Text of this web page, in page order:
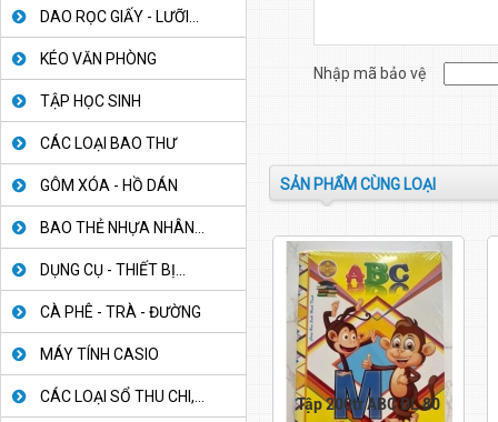
DAO RỌC GIẤY - LƯỠI...
KÉO VĂN PHÒNG
TẬP HỌC SINH
CÁC LOẠI BAO THƯ
GÔM XÓA - HỒ DÁN
BAO THẺ NHỰA NHÂN...
DỤNG CỤ - THIẾT BỊ...
CÀ PHÊ - TRÀ - ĐƯỜNG
MÁY TÍNH CASIO
CÁC LOẠI SỔ THU CHI,...
Nhập mã bảo vệ
SẢN PHẨM CÙNG LOẠI
Tập 200tr ABC ĐL 80